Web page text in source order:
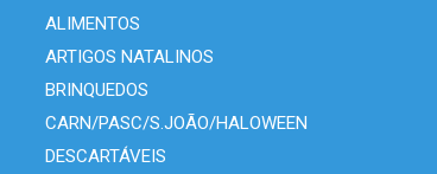
ALIMENTOS
ARTIGOS NATALINOS
BRINQUEDOS
CARN/PASC/S.JOÃO/HALOWEEN
DESCARTÁVEIS